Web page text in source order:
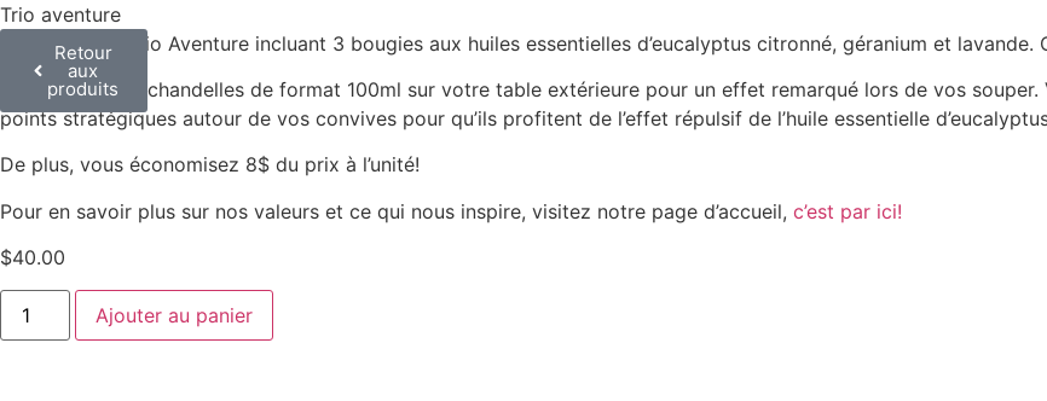
Trio aventure
Retour
aux
produits
Découvrez le Trio Aventure incluant 3 bougies aux huiles essentielles d’eucalyptus citronné, géranium et
Disposez vos 3 chandelles de format 100ml sur votre table extérieure pour un effet remarqué lors de vos
points stratégiques autour de vos convives pour qu’ils profitent de l’effet répulsif de l’huile essentielle
De plus, vous économisez 8$ du prix à l’unité!
Pour en savoir plus sur nos valeurs et ce qui nous inspire, visitez notre page d’accueil, c’est par ici!
$40.00
Ajouter au panier